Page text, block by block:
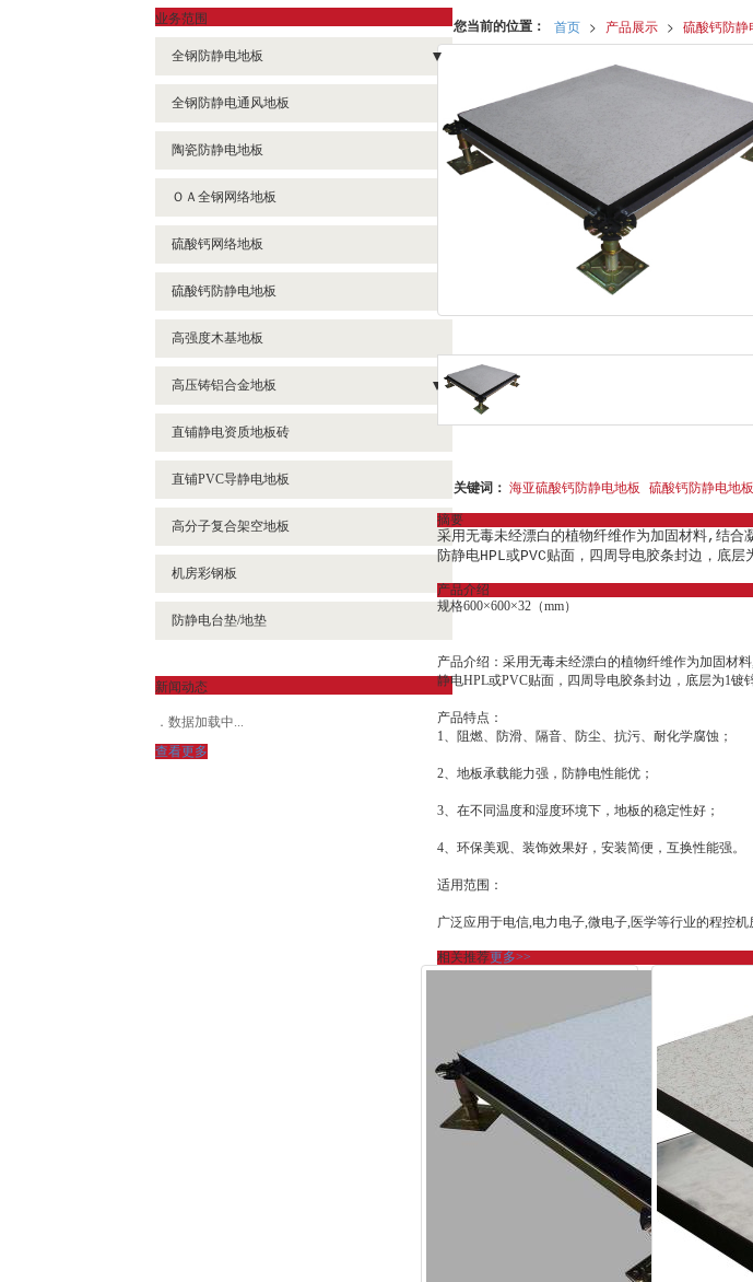
您当前的位置： 首页 > 产品展示 > 硫酸钙防静
关键词： 海亚硫酸钙防静电地板 硫酸钙防静电地板
摘要
采用无毒未经漂白的植物纤维作为加固材料,结合
防静电HPL或PVC贴面，四周导电胶条封边，底层
产品介绍
规格600×600×32（mm）
产品介绍：采用无毒未经漂白的植物纤维作为加固材
静电HPL或PVC贴面，四周导电胶条封边，底层为1镀
产品特点：
1、阻燃、防滑、隔音、防尘、抗污、耐化学腐蚀；
2、地板承载能力强，防静电性能优；
3、在不同温度和湿度环境下，地板的稳定性好；
4、环保美观、装饰效果好，安装简便，互换性能强。
适用范围：
广泛应用于电信,电力电子,微电子,医学等行业的程控
相关推荐更多>>
业务范围
全钢防静电地板
- 有边全钢防静电地板
- 无边全钢防静电地板
全钢防静电通风地板
陶瓷防静电地板
ＯＡ全钢网络地板
硫酸钙网络地板
硫酸钙防静电地板
高强度木基地板
高压铸铝合金地板
- 高压铸铝防静电地板
直铺静电资质地板砖
直铺PVC导静电地板
高分子复合架空地板
机房彩钢板
防静电台垫/地垫
新闻动态
数据加载中...
查看更多